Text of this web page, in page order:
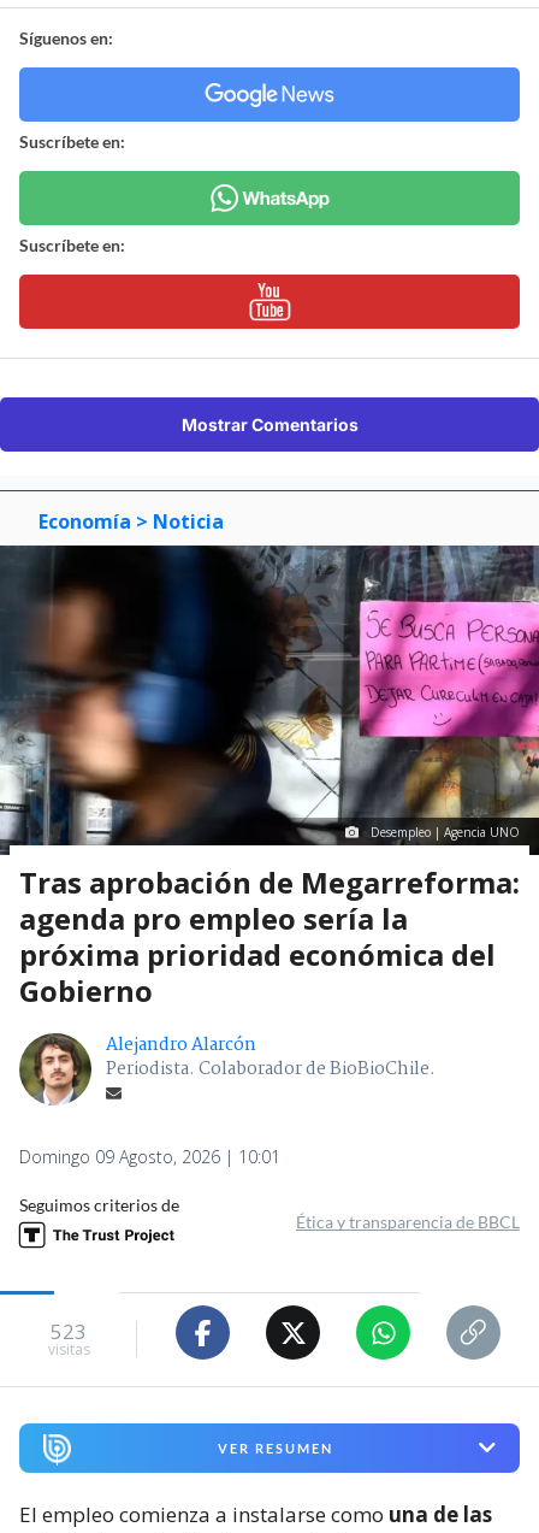
Síguenos en:
Suscríbete en:
Suscríbete en:
Mostrar Comentarios
Economía > Noticia
Desempleo | Agencia UNO
Tras aprobación de Megarreforma:
agenda pro empleo sería la
próxima prioridad económica del
Gobierno
Alejandro Alarcón
Periodista. Colaborador de BioBioChile.
Domingo 09 Agosto, 2026 | 10:01
Seguimos criterios de
Ética y transparencia de BBCL
523
visitas
VER RESUMEN
El empleo comienza a instalarse como una de las